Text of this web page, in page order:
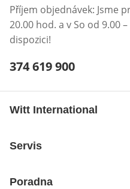
Příjem objednávek: Jsme
20.00 hod. a v So od 9.00
dispozici!
Telefonní číslo:
374 619 900
Witt International
Servis
Poradna